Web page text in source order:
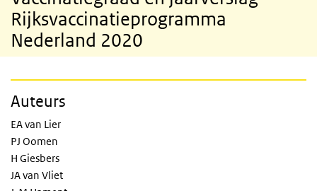
Rijksvaccinatieprogramma
Nederland 2020
Auteurs
EA van Lier
PJ Oomen
H Giesbers
JA van Vliet